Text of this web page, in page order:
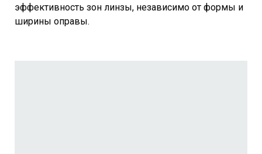
эффективность зон линзы, независимо от формы и
ширины оправы.